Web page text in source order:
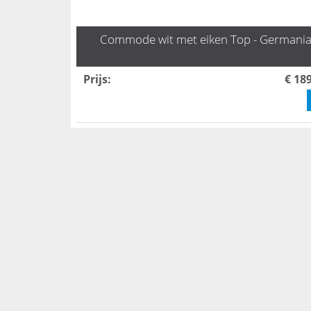
Commode wit met eiken Top - Germania
Prijs: €